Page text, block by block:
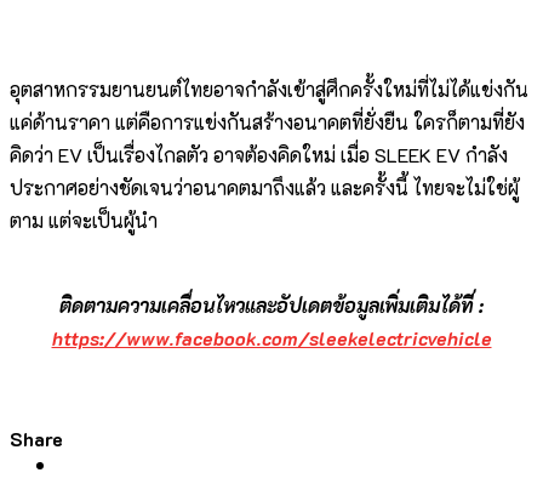
อุตสาหกรรมยานยนต์ไทยอาจกำลังเข้าสู่ศึกครั้งใหม่ที่ไม่ได้แข่งกัน
แค่ด้านราคา แต่คือการแข่งกันสร้างอนาคตที่ยั่งยืน ใครก็ตามที่ยัง
คิดว่า EV เป็นเรื่องไกลตัว อาจต้องคิดใหม่ เมื่อ SLEEK EV กำลัง
ประกาศอย่างชัดเจนว่าอนาคตมาถึงแล้ว และครั้งนี้ ไทยจะไม่ใช่ผู้
ตาม แต่จะเป็นผู้นำ
ติดตามความเคลื่อนไหวและอัปเดตข้อมูลเพิ่มเติมได้ที่ :
https://www.facebook.com/sleekelectricvehicle
Share